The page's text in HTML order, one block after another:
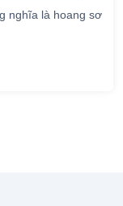
nghĩa là hoang sơ